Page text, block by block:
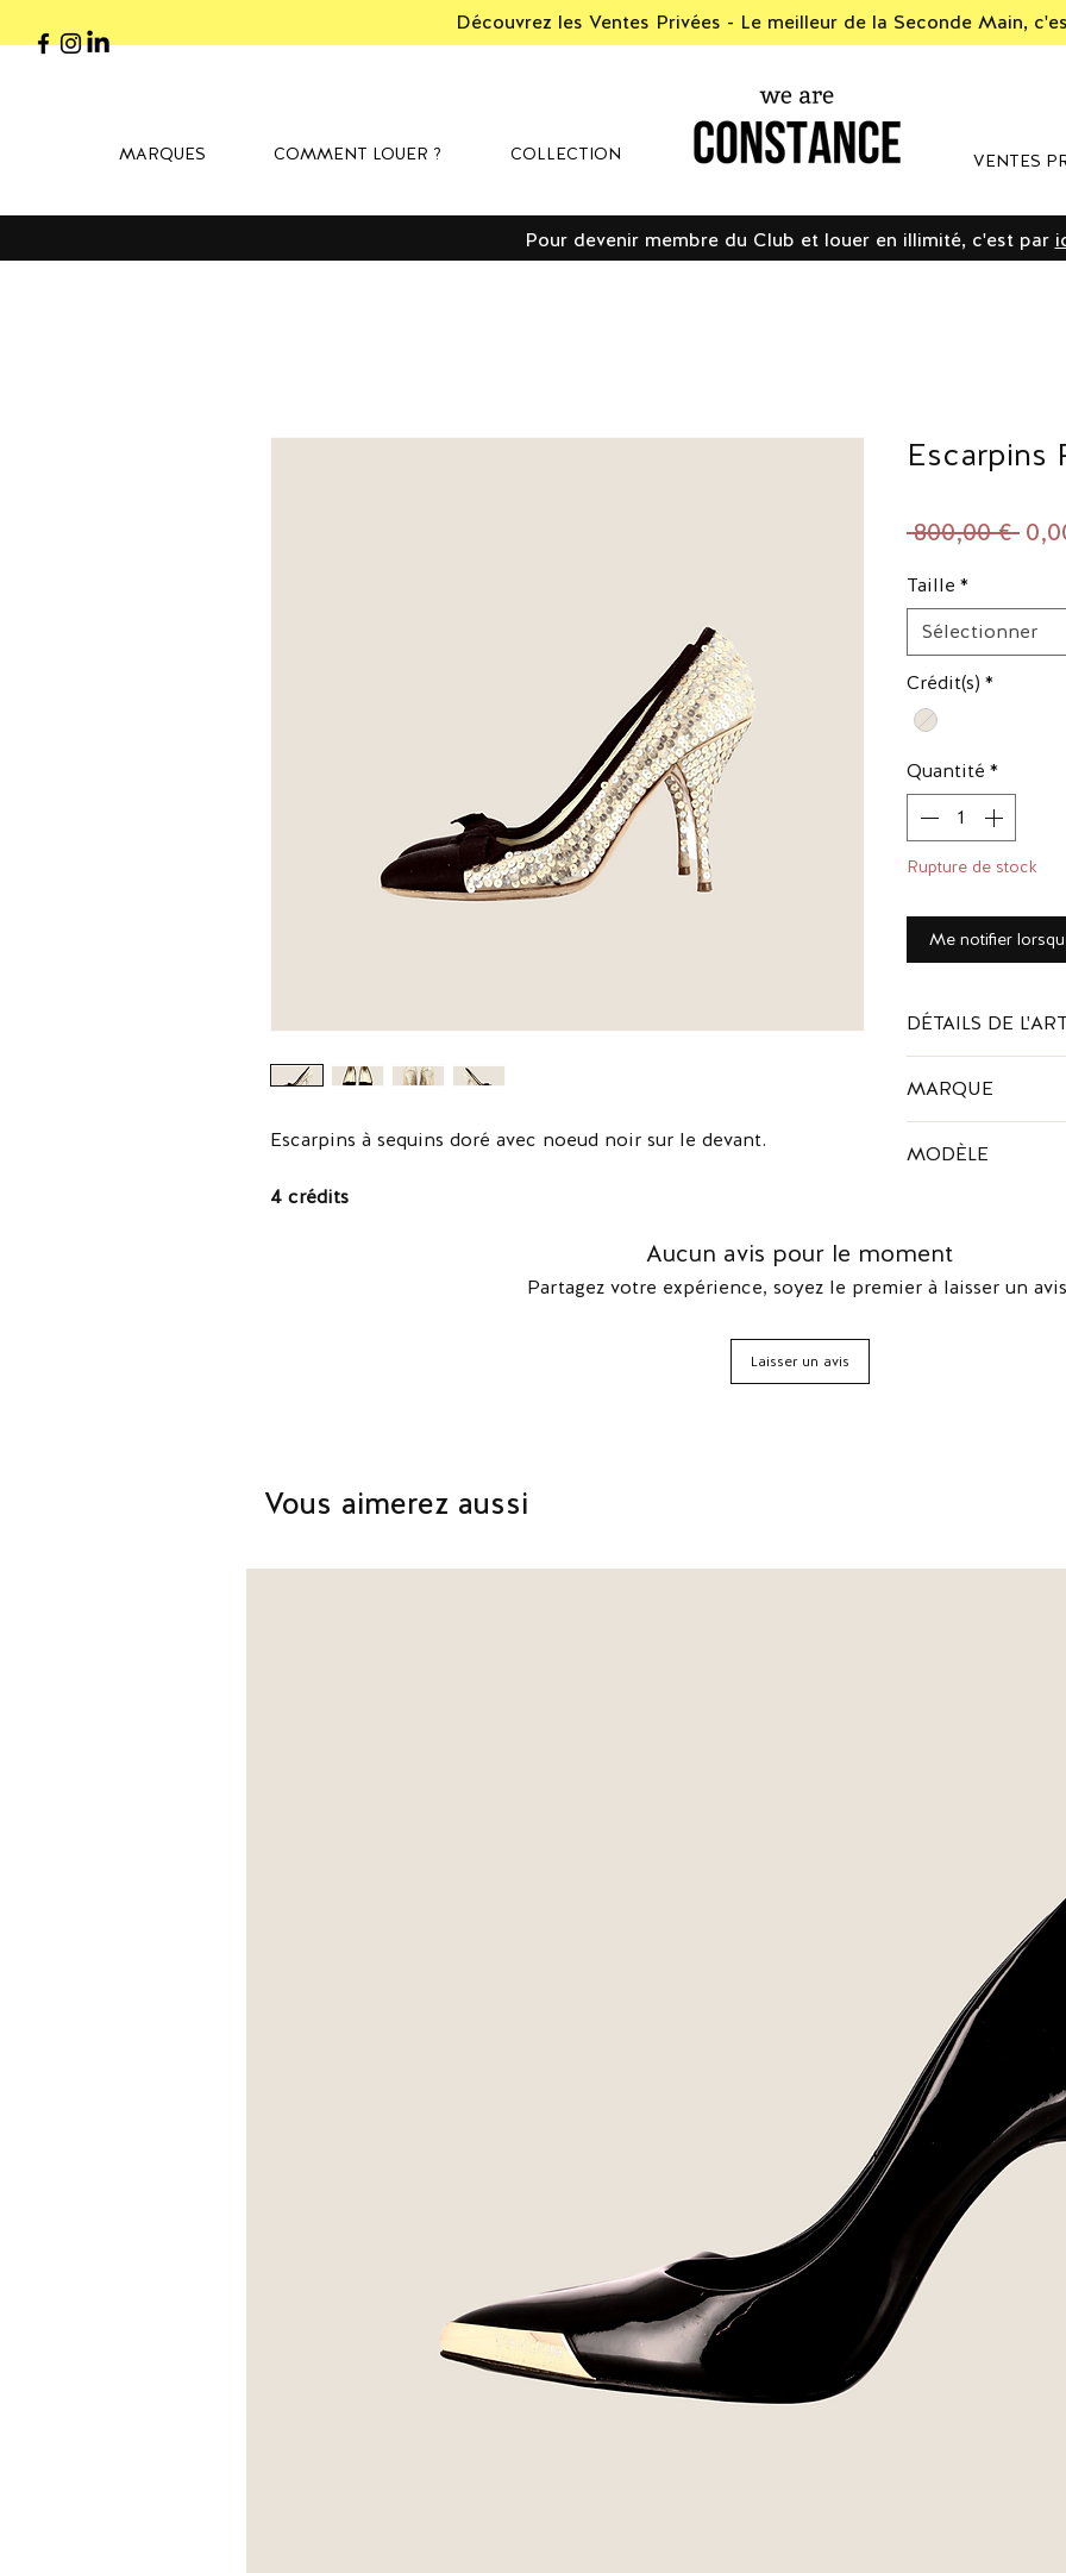
Découvrez les Ventes Privées - Le meilleur de la Seconde Main,
MARQUES COMMENT LOUER ? COLLECTION VENTES
Pour devenir membre du Club et louer en illimité, c'est par
Escarpins à sequins doré avec noeud noir sur le devant.
4 crédits
Escarpins
800,00 € Prix
Taille *
Sélectionner
Crédit(s) *
Quantité *
Rupture de stock
Me notifier
DÉTAILS DE
Couleur : doré & noir
MARQUE
renommée
femmes. Elle a été
L’allure Prada en
MODÈLE
Aucun avis pour le moment
Partagez votre expérience, soyez le premier à laisser un
Laisser un avis
Vous aimerez aussi